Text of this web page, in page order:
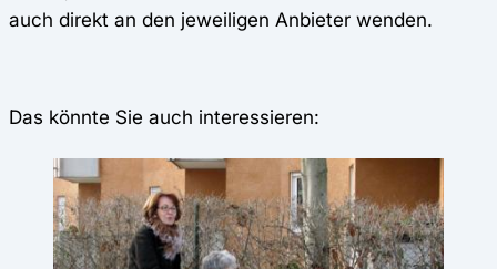
auch direkt an den jeweiligen Anbieter wenden.
Das könnte Sie auch interessieren: